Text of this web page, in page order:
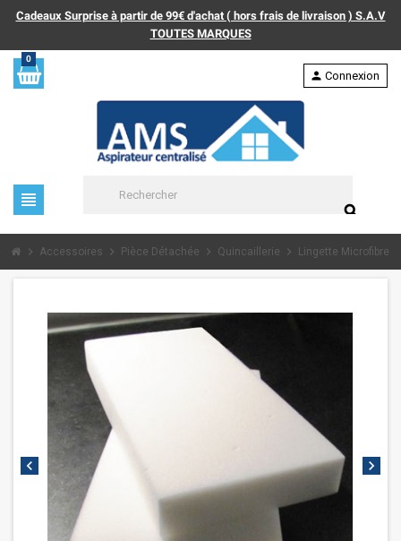
Cadeaux Surprise à partir de 99€ d'achat ( hors frais de livraison ) S.A.V
TOUTES MARQUES
0
view_headline
search
person Connexion
chevron_right Accessoires chevron_right Pièce Détachée chevron_right Quincaillerie chevron_right Lingette Microfibre
chevron_left chevron_right